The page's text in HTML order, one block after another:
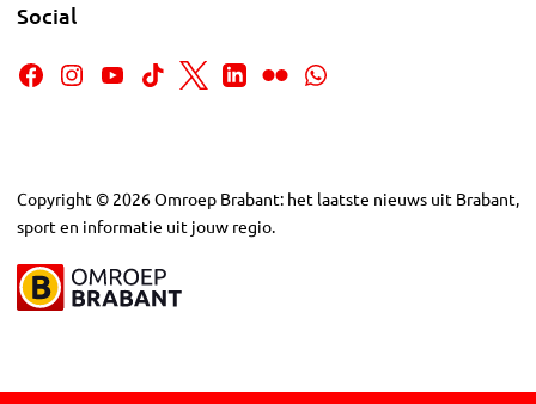
Social
Copyright © 2026Omroep Brabant: het laatste nieuws uit Brabant,
sport en informatie uit jouw regio.